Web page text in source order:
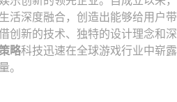
活深度融合，创造出能够给用户带
创新的技术、独特的设计理念和深
略科技迅速在全球游戏行业中崭露
。